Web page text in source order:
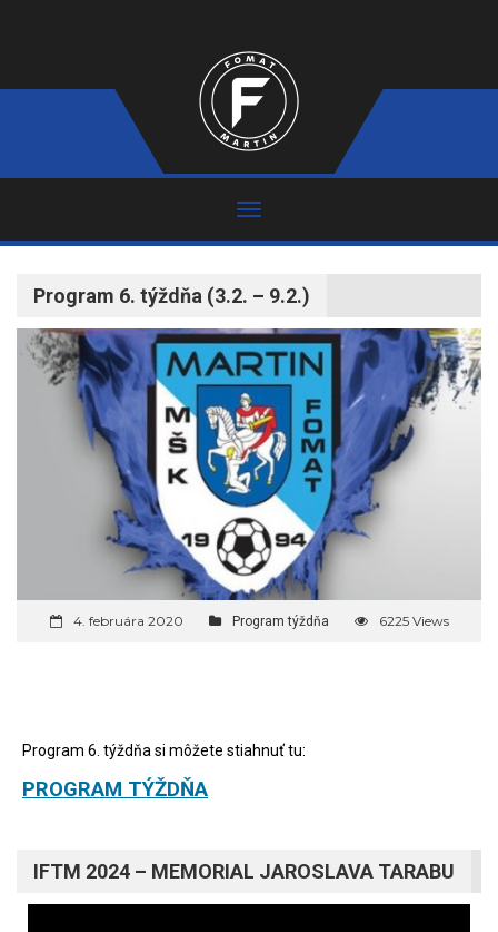
Program 6. týždňa (3.2. – 9.2.)
4. februára 2020 Program týždňa 6225 Views
Program 6. týždňa si môžete stiahnuť tu:
PROGRAM TÝŽDŇA
IFTM 2024 – MEMORIAL JAROSLAVA TARABU